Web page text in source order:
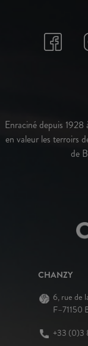
Enraciné depuis
en valeur les terroirs
de
CHANZY
6, rue de
F–71150
+33 (0)3